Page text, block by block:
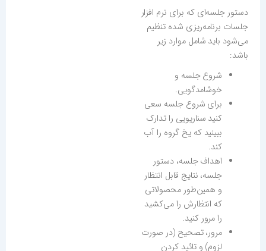
دستور جلسه‌ای که برای نرم افزار
جلسات برنامه‌ریزی شده تنظیم
می‌شود باید شامل موارد زیر
باشد:
شروع جلسه و
خوشامدگویی.
برای شروع جلسه سعی
کنید سناریویی را تدارک
ببینید که یخ گروه را آب
کند.
اهداف جلسه، دستور
جلسه، نتایج قابل انتظار
و همین‌طور محصولاتی
که انتظارش را می‌کشید
را مرور کنید.
مرور، تصحیح (در صورت
لزوم) و تائید کردن